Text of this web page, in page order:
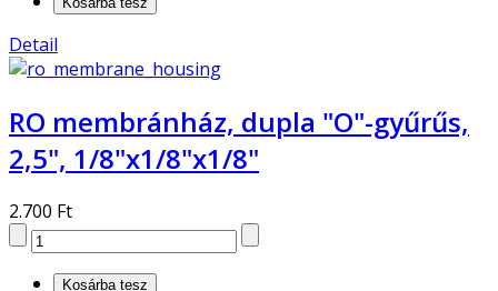
Detail
RO membránház, dupla "O"-gyűrűs,
2,5", 1/8"x1/8"x1/8"
2.700 Ft